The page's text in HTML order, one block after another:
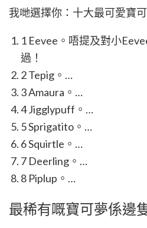
我哋選擇你：十大最可愛寶
1 Eevee。唔提及對小
過！
2 Tepig。…
3 Amaura。…
4 Jigglypuff。…
5 Sprigatito。…
6 Squirtle。…
7 Deerling。…
8 Piplup。…
最稀有嘅寶可夢係邊